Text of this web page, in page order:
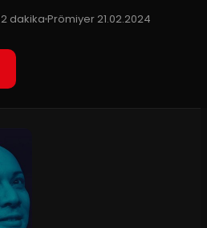
2 dakikaPrömiyer 21.02.2024